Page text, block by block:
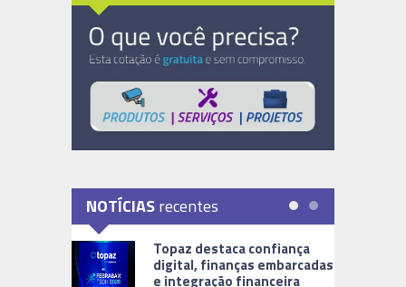
NOTÍCIASrecentes
Topaz destaca confiança
digital, finanças embarcadas
e integração financeira